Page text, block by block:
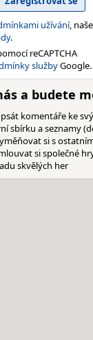
užívání,
.
reCAPTCHA
službyGoogle.
a budete
komentáře ke
sbírku a seznamy
si s
si společné
skvělých her